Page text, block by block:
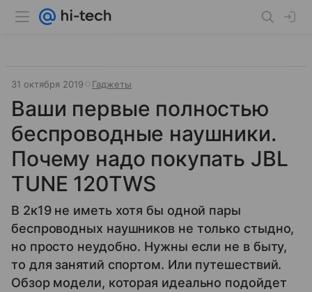
31 октября 2019 Гаджеты
Ваши первые полностью
беспроводные наушники.
Почему надо покупать JBL
TUNE 120TWS
В 2к19 не иметь хотя бы одной пары
беспроводных наушников не только стыдно,
но просто неудобно. Нужны если не в быту,
то для занятий спортом. Или путешествий.
Обзор модели, которая идеально подойдет